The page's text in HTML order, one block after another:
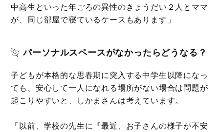
中高生といった年ごろの異性のきょうだい２人とママ
が、同じ部屋で寝ているケースもあります」
パーソナルスペースがなかったらどうなる？
子どもが本格的な思春期に突入する中学生以降になっ
ても、安心して一人になれる場所がない場合は問題が
起こりやすいと、しかまさんは考えています。
「以前、学校の先生に『最近、お子さんの様子が不安